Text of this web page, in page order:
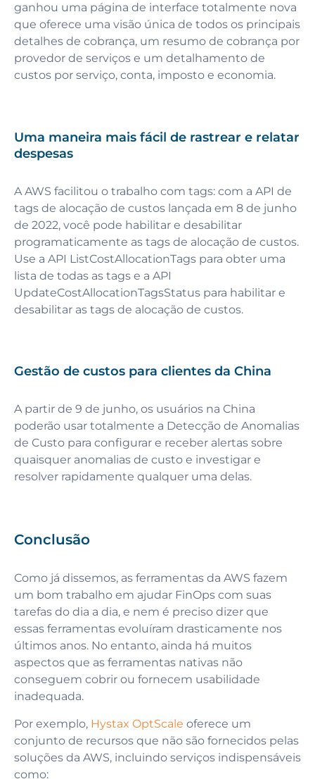
ganhou uma página de interface totalmente nova
que oferece uma visão única de todos os principais
detalhes de cobrança, um resumo de cobrança por
provedor de serviços e um detalhamento de
custos por serviço, conta, imposto e economia.
Uma maneira mais fácil de rastrear e relatar
despesas
A AWS facilitou o trabalho com tags: com a API de
tags de alocação de custos lançada em 8 de junho
de 2022, você pode habilitar e desabilitar
programaticamente as tags de alocação de custos.
Use a API ListCostAllocationTags para obter uma
lista de todas as tags e a API
UpdateCostAllocationTagsStatus para habilitar e
desabilitar as tags de alocação de custos.
Gestão de custos para clientes da China
A partir de 9 de junho, os usuários na China
poderão usar totalmente a Detecção de Anomalias
de Custo para configurar e receber alertas sobre
quaisquer anomalias de custo e investigar e
resolver rapidamente qualquer uma delas.
Conclusão
Como já dissemos, as ferramentas da AWS fazem
um bom trabalho em ajudar FinOps com suas
tarefas do dia a dia, e nem é preciso dizer que
essas ferramentas evoluíram drasticamente nos
últimos anos. No entanto, ainda há muitos
aspectos que as ferramentas nativas não
conseguem cobrir ou fornecem usabilidade
inadequada.
Por exemplo, Hystax OptScale oferece um
conjunto de recursos que não são fornecidos pelas
soluções da AWS, incluindo serviços indispensáveis
como: